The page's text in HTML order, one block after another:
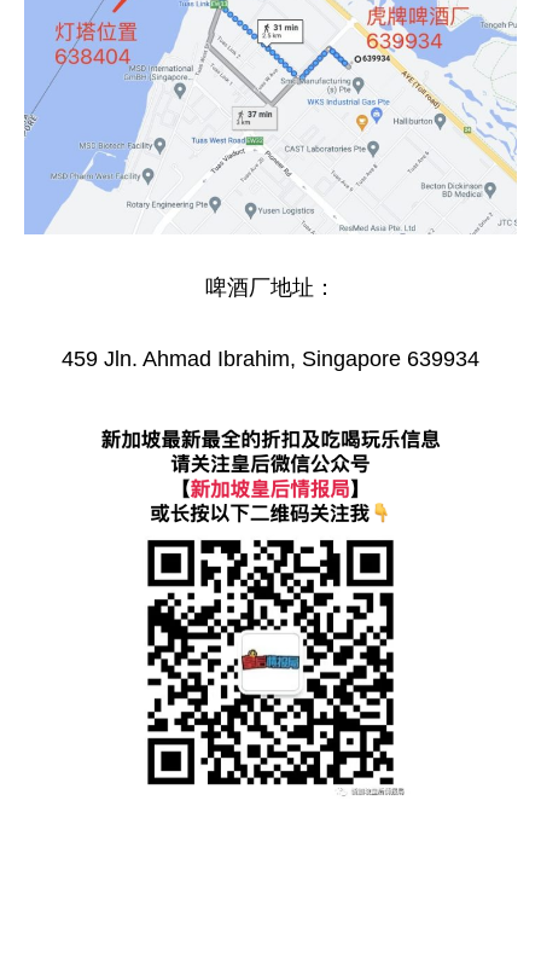
啤酒厂地址：
459 Jln. Ahmad Ibrahim, Singapore 639934